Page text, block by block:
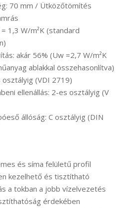
70 mm / Ütközőtömítés
1,3 W/m²K (standard
akár 56% (Uw =2,7 W/m²K
ablakkal összehasonlítva)
(VDI 2719)
ellenállás: 2-es osztályig (V
állóság: C osztályig (DIN
és síma felületű profil
kezelhető és tisztítható
a tokban a jobb vízelvezetés
érdekében